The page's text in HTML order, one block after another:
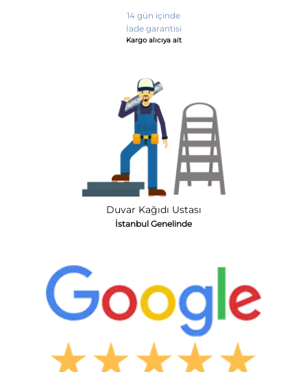
14 gün içinde
İade garantisi
Kargo alıcıya ait
Duvar Kağıdı Ustası
İstanbul Genelinde